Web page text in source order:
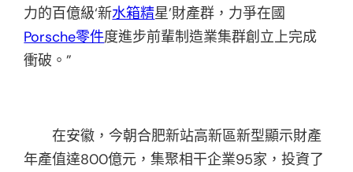
力的百億級‘新水箱精星’財產群，力爭在國
Porsche零件度進步前輩制造業集群創立上完成
衝破。”
在安徽，今朝合肥新站高新區新型顯示財產
年產值達800億元，集聚相干企業95家，投資了